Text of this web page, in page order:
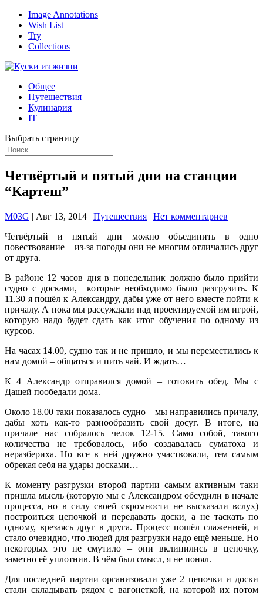
Image Annotations
Wish List
Try
Collections
Общее
Путешествия
Кулинария
IT
Выбрать страницу
Четвёртый и пятый дни на станции
“Картеш”
M03G | Авг 13, 2014 | Путешествия | Нет комментариев
Четвёртый и пятый дни можно объединить в одно
повествование – из-за погоды они не многим отличались друг
от друга.
В районе 12 часов дня в понедельник должно было прийти
судно с досками, которые необходимо было разгрузить. К
11.30 я пошёл к Александру, дабы уже от него вместе пойти к
причалу. А пока мы рассуждали над проектируемой им игрой,
которую надо будет сдать как итог обучения по одному из
курсов.
На часах 14.00, судно так и не пришло, и мы переместились к
нам домой – общаться и пить чай. И ждать…
К 4 Александр отправился домой – готовить обед. Мы с
Дашей пообедали дома.
Около 18.00 таки показалось судно – мы направились причалу,
дабы хоть как-то разнообразить свой досуг. В итоге, на
причале нас собралось челок 12-15. Само собой, такого
количества не требовалось, ибо создавалась суматоха и
неразбериха. Но все в ней дружно участвовали, тем самым
обрекая себя на удары досками…
К моменту разгрузки второй партии самым активным таки
пришла мысль (которую мы с Александром обсудили в начале
процесса, но в силу своей скромности не высказали вслух)
построиться цепочкой и передавать доски, а не таскать по
одному, врезаясь друг в друга. Процесс пошёл слаженней, и
стало очевидно, что людей для разгрузки надо ещё меньше. Но
некоторых это не смутило – они вклинились в цепочку,
заметно её уплотнив. В чём был смысл, я не понял.
Для последней партии организовали уже 2 цепочки и доски
стали складывать рядом с вагонеткой, на которой их потом